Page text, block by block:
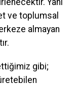
Yani
ve toplumsal
almayan
gibi;